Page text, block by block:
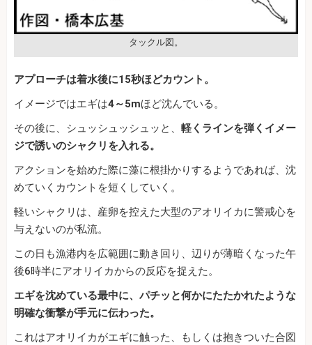
タックル図。
アプローチは着水後に15秒ほどカウント。
イメージではエギは4～5mほど沈んでいる。
その後に、シュッシュッシュッと、 軽くラインを弾くイメー
ジで誘いのシャクリを入れる。
アクションを始めた際に藻に根掛かりするようであれば、沈
めていくカウントを短くしていく。
軽いシャクリは、産卵を控えた大型のアオリイカに警戒心を
与えないのが私流。
この日も漁港内を広範囲に動き回り、辺りが薄暗くなった午
後6時半にアオリイカからの反応を捉えた。
エギを沈めている最中に、パチッと何かにたたかれたような
明確な衝撃が手元に伝わった。
これはアオリイカがエギに触った、もしくは抱きついた合図